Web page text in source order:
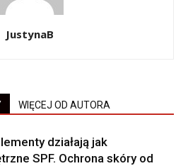
JustynaB
WIĘCEJ OD AUTORA
działają jak
SPF. Ochrona skóry od